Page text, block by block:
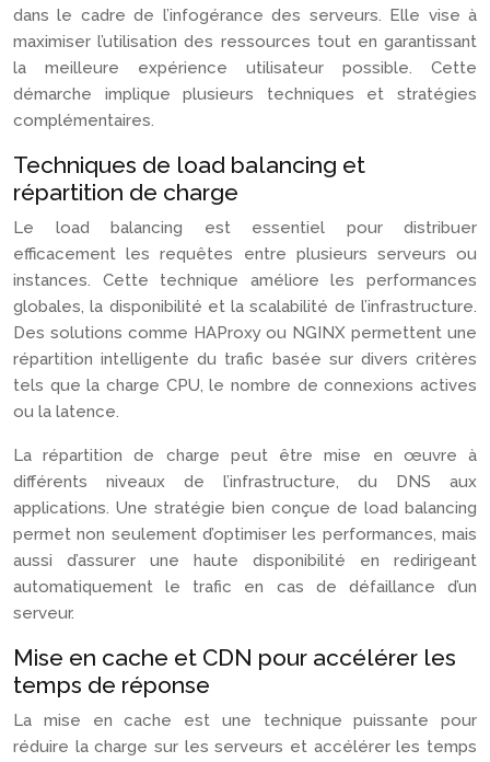
dans le cadre de l’infogérance des serveurs. Elle vise à
maximiser l’utilisation des ressources tout en garantissant
la meilleure expérience utilisateur possible. Cette
démarche implique plusieurs techniques et stratégies
complémentaires.
Techniques de load balancing et
répartition de charge
Le load balancing est essentiel pour distribuer
efficacement les requêtes entre plusieurs serveurs ou
instances. Cette technique améliore les performances
globales, la disponibilité et la scalabilité de l’infrastructure.
Des solutions comme HAProxy ou NGINX permettent une
répartition intelligente du trafic basée sur divers critères
tels que la charge CPU, le nombre de connexions actives
ou la latence.
La répartition de charge peut être mise en œuvre à
différents niveaux de l’infrastructure, du DNS aux
applications. Une stratégie bien conçue de load balancing
permet non seulement d’optimiser les performances, mais
aussi d’assurer une haute disponibilité en redirigeant
automatiquement le trafic en cas de défaillance d’un
serveur.
Mise en cache et CDN pour accélérer les
temps de réponse
La mise en cache est une technique puissante pour
réduire la charge sur les serveurs et accélérer les temps